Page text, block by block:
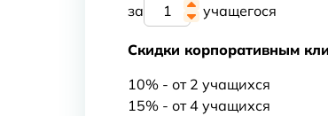
за учащегося
Скидки корпоративным
10% - от 2 учащихся
15% - от 4 учащихся